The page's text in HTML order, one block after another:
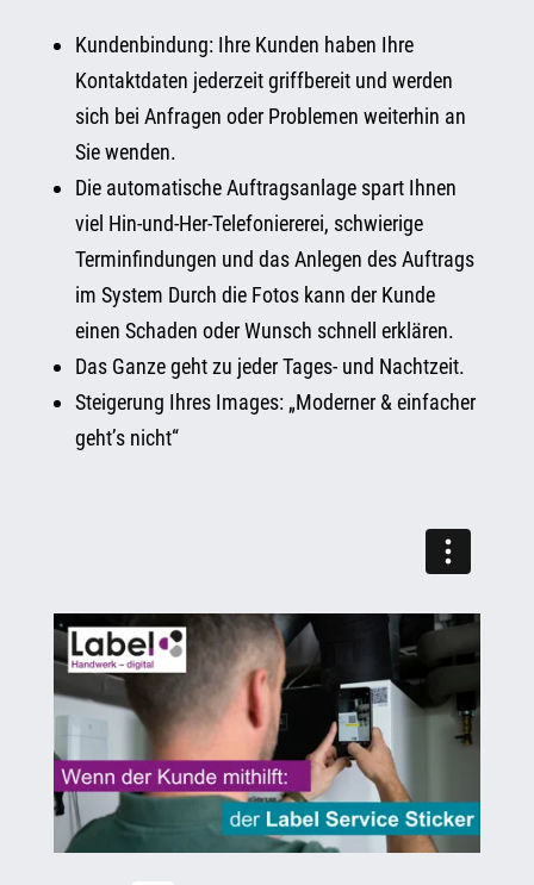
Kundenbindung: Ihre Kunden haben Ihre
Kontaktdaten jederzeit griffbereit und werden
sich bei Anfragen oder Problemen weiterhin an
Sie wenden.
Die automatische Auftragsanlage spart Ihnen
viel Hin-und-Her-Telefoniererei, schwierige
Terminfindungen und das Anlegen des Auftrags
im System Durch die Fotos kann der Kunde
einen Schaden oder Wunsch schnell erklären.
Das Ganze geht zu jeder Tages- und Nachtzeit.
Steigerung Ihres Images: „Moderner & einfacher
geht’s nicht“